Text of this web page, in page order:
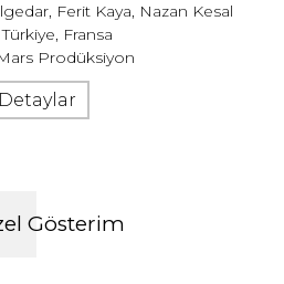
Ferit Kaya, Nazan Kesal
Fransa
Prodüksiyon
Detaylar
Gösterim